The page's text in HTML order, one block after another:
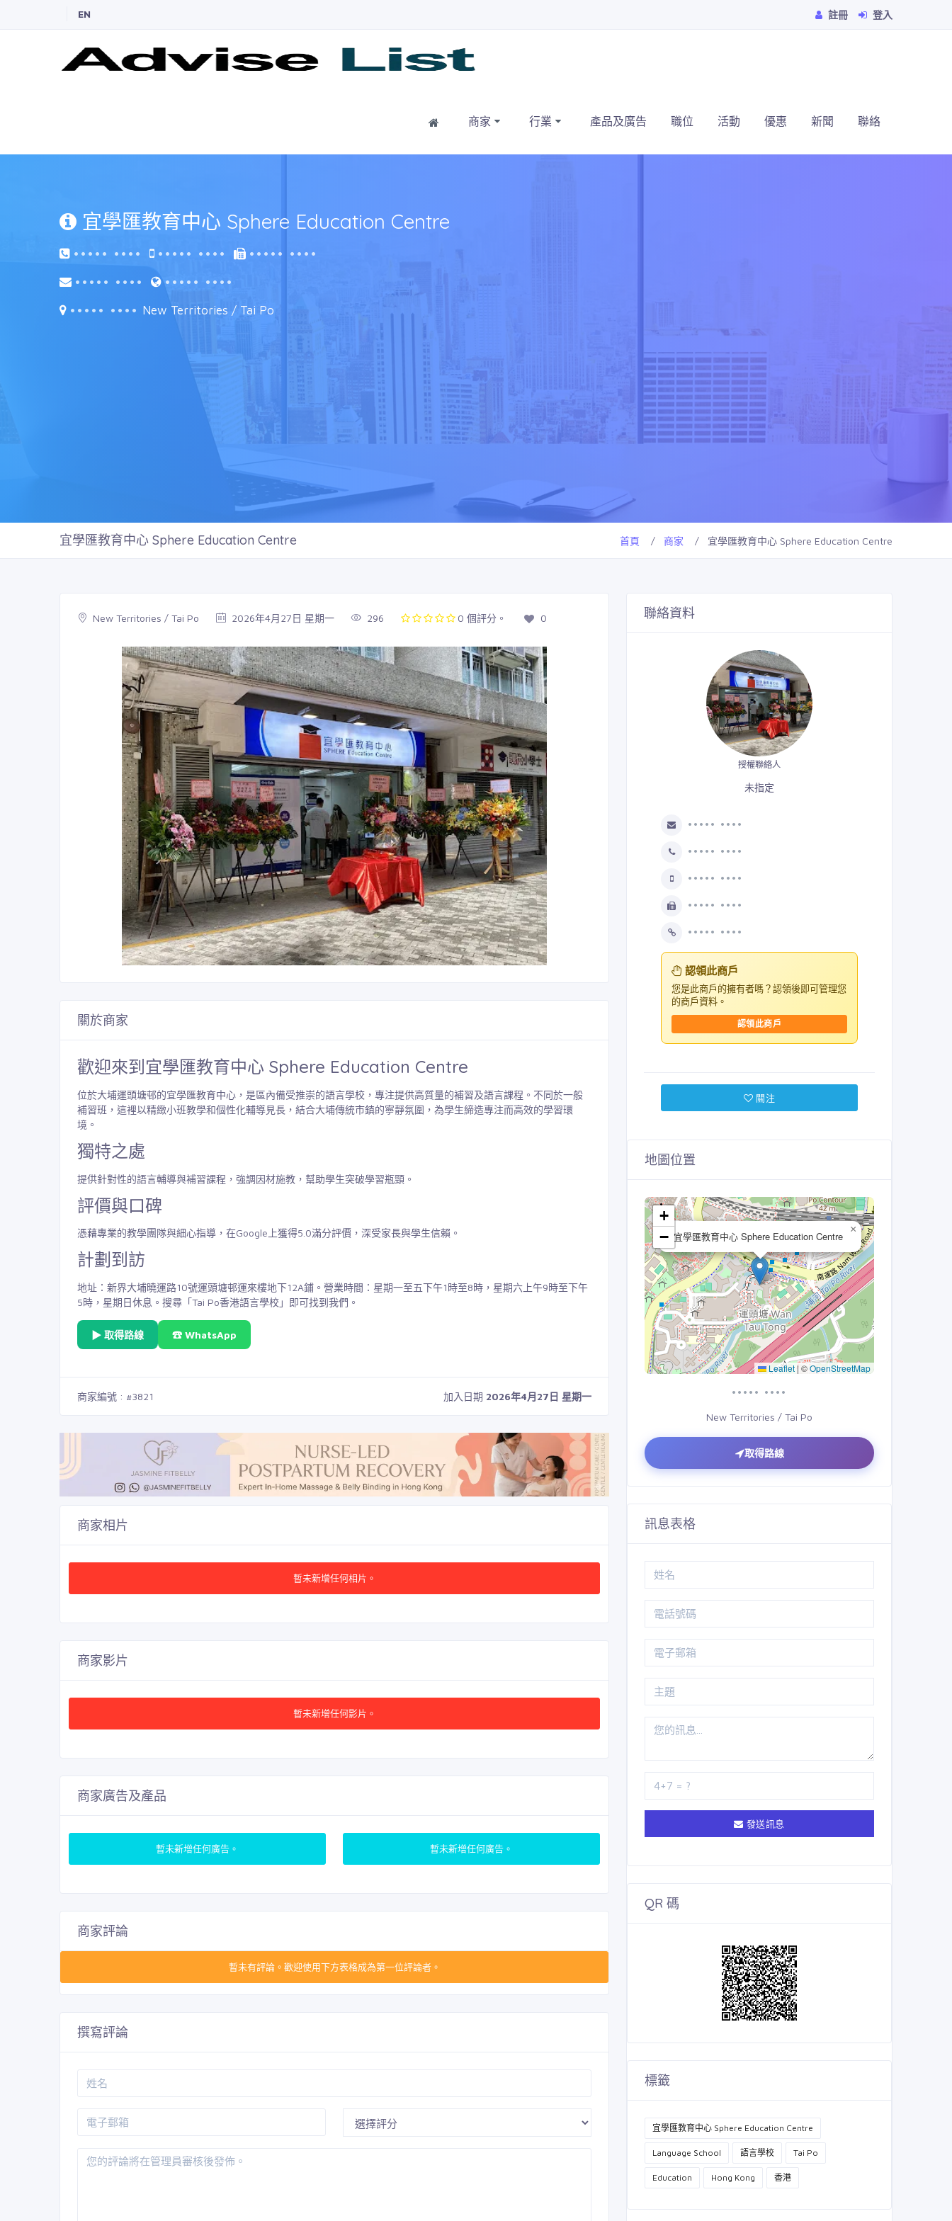
EN 註冊 登入
Home商家 行業 產品及廣告 職位 活動 優惠 新聞 聯絡
宜學匯教育中心 Sphere Education Centre
••••• •••• ••••• ••••
••••• ••••
••••• ••••
••••• ••••
••••• •••• New Territories / Tai Po
宜學匯教育中心 Sphere Education Centre 首頁 商家 宜學匯教育中心 Sphere Education Centre
New Territories / Tai Po 2026年4月27日 星期一 296 0 個評分。 0
關於商家
歡迎來到宜學匯教育中心 Sphere Education Centre
位於大埔運頭塘邨的宜學匯教育中心，是區內備受推崇的語言學校，專注提供高質量的補習及語言課程。不同於一般
補習班，這裡以精緻小班教學和個性化輔導見長，結合大埔傳統市鎮的寧靜氛圍，為學生締造專注而高效的學習環
境。
獨特之處
提供針對性的語言輔導與補習課程，強調因材施教，幫助學生突破學習瓶頸。
評價與口碑
憑藉專業的教學團隊與細心指導，在Google上獲得5.0滿分評價，深受家長與學生信賴。
計劃到訪
地址：新界大埔曉運路10號運頭塘邨運來樓地下12A鋪。營業時間：星期一至五下午1時至8時，星期六上午9時至下午
5時，星期日休息。搜尋「Tai Po香港語言學校」即可找到我們。
▶ 取得路線 ☎ WhatsApp
商家編號 : #3821 加入日期 2026年4月27日 星期一
商家相片
暫未新增任何相片。
商家影片
暫未新增任何影片。
商家廣告及產品
暫未新增任何廣告。 暫未新增任何廣告。
商家評論
暫未有評論。歡迎使用下方表格成為第一位評論者。
撰寫評論
聯絡資料
授權聯絡人
未指定
••••• ••••
••••• ••••
••••• ••••
••••• ••••
••••• ••••
認領此商戶
您是此商戶的擁有者嗎？認領後即可管理您
的商戶資料。
認領此商戶
關注
地圖位置
宜學匯教育中心 Sphere Education Centre
×
+
−
Leaflet |©OpenStreetMap
••••• ••••
New Territories / Tai Po
取得路線
訊息表格
發送訊息
QR 碼
標籤
宜學匯教育中心 Sphere Education Centre
Language School 語言學校 Tai Po
Education Hong Kong 香港